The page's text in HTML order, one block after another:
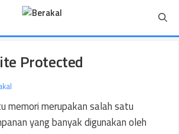
Protected
memori merupakan salah satu
yang banyak digunakan oleh